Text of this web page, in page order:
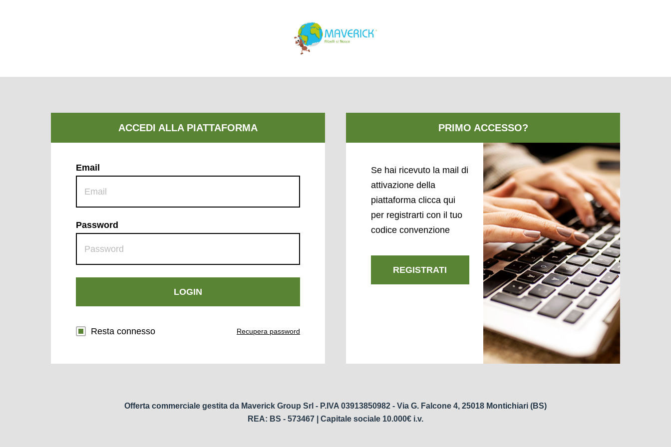
Email
Password
LOGIN
Resta connesso Recupera password
Se hai ricevuto la mail di
attivazione della
piattaforma clicca qui
per registrarti con il tuo
codice convenzione
REGISTRATI
Offerta commerciale gestita da Maverick Group Srl - P.IVA 03913850982 - Via G. Falcone 4, 25018 Montichiari (BS)
REA: BS - 573467 | Capitale sociale 10.000€ i.v.